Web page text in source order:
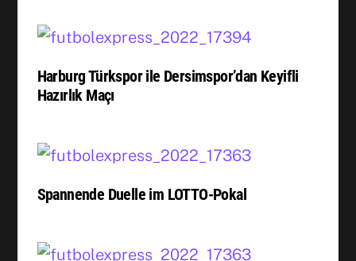
Harburg Türkspor ile Dersimspor’dan Keyifli
Hazırlık Maçı
Spannende Duelle im LOTTO-Pokal